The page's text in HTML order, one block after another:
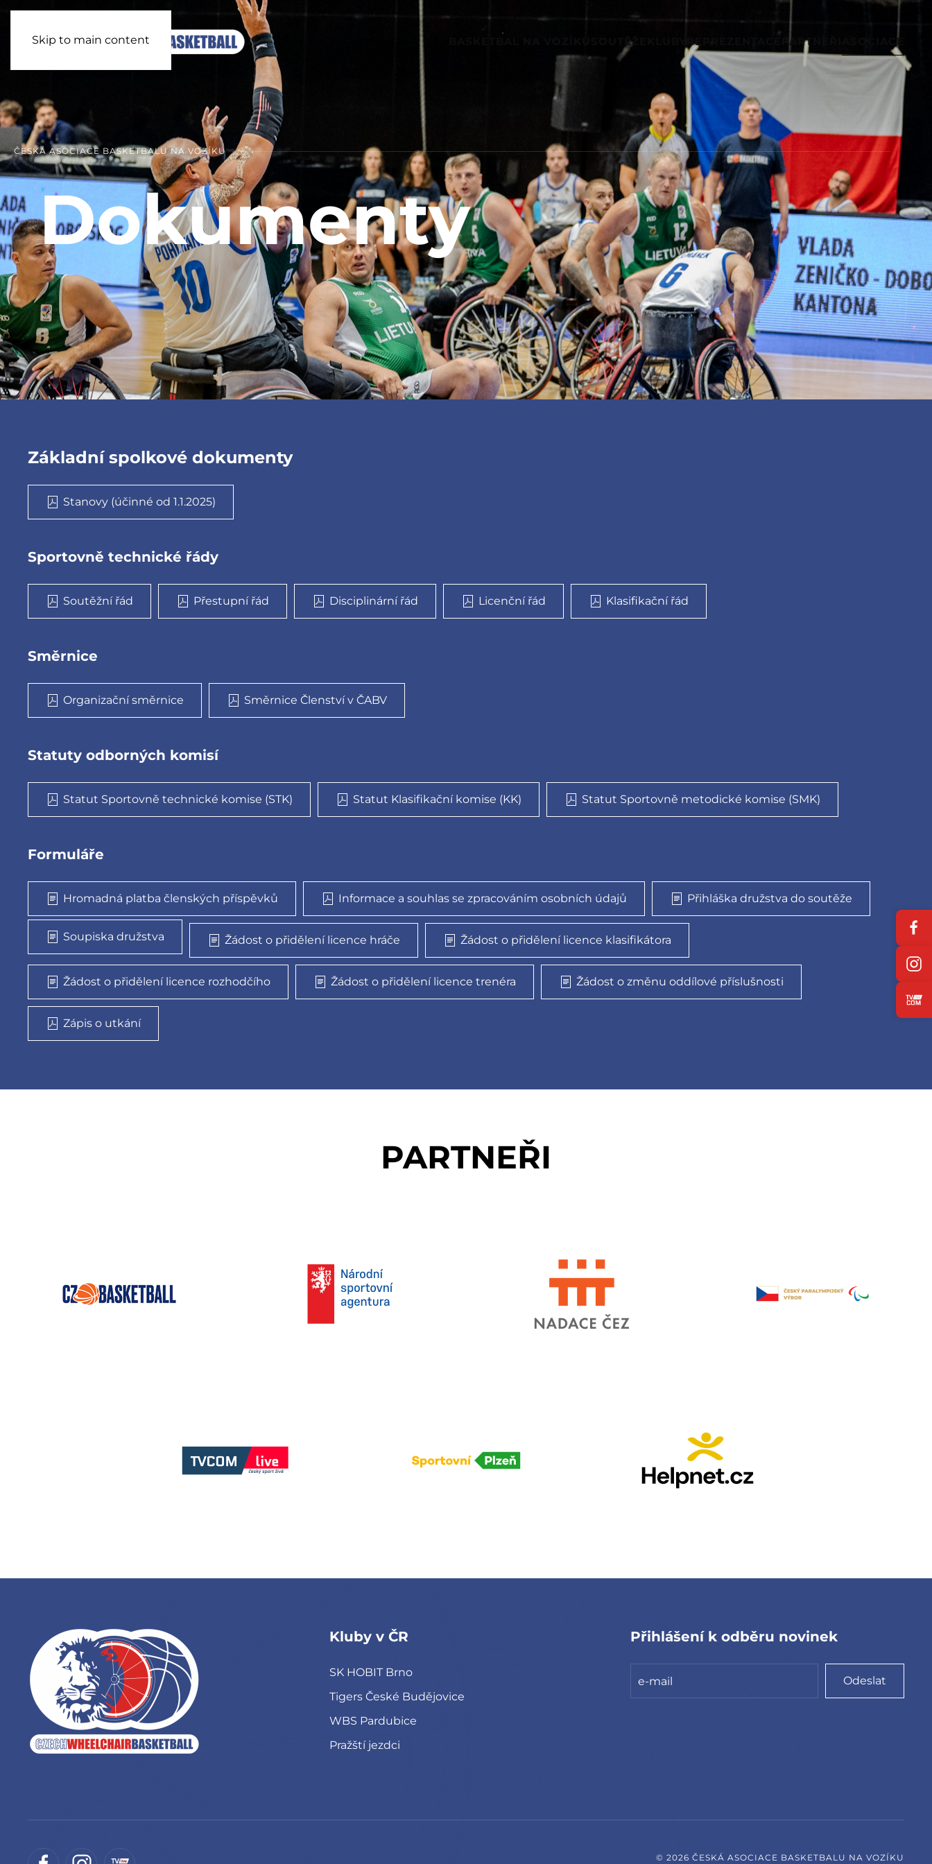
Skip to main content SOUTĚŽE REPREZENTACE PARTNEŘI ASOCIACE
ČESKÁ ASOCIACE BASKETBALU NA VOZÍKU
Dokumenty
Základní spolkové dokumenty
Stanovy (účinné od 1.1.2025)
Sportovně technické řády
Soutěžní řád Přestupní řád Disciplinární řád Licenční řád Klasifikační řád
Směrnice
Organizační směrnice Směrnice Členství v ČABV
Statuty odborných komisí
Statut Sportovně technické komise (STK) Statut Klasifikační komise (KK) Statut Sportovně metodické komise (SMK)
Formuláře
Hromadná platba členských příspěvků Informace a souhlas se zpracováním osobních údajů Přihláška družstva do soutěže
Soupiska družstva Žádost o přidělení licence hráče Žádost o přidělení licence klasifikátora
Žádost o přidělení licence rozhodčího Žádost o přidělení licence trenéra Žádost o změnu oddílové příslušnosti
Zápis o utkání
PARTNEŘI
Kluby v ČR
SK HOBIT Brno
Tigers České Budějovice
WBS Pardubice
Pražští jezdci
Přihlášení k odběru novinek
Odeslat
© 2026 ČESKÁ ASOCIACE BASKETBALU NA VOZÍKU